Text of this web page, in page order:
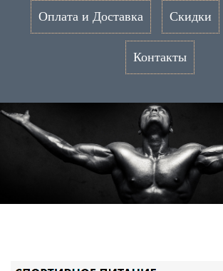
Оплата и Доставка Скидки
Контакты